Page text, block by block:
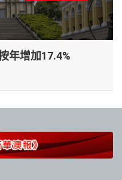
年增加17.4%